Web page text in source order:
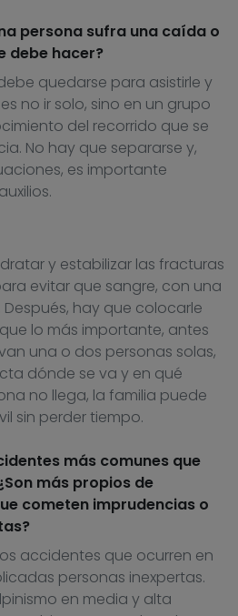
persona sufra una caída o
debe hacer?
quedarse para asistirle y
no ir solo, sino en un grupo
del recorrido que se
No hay que separarse y,
es importante
y estabilizar las fracturas
evitar que sangre, con una
hay que colocarle
lo más importante, antes
una o dos personas solas,
dónde se va y en qué
no llega, la familia puede
sin perder tiempo.
más comunes que
más propios de
cometen imprudencias o
accidentes que ocurren en
personas inexpertas.
en media y alta